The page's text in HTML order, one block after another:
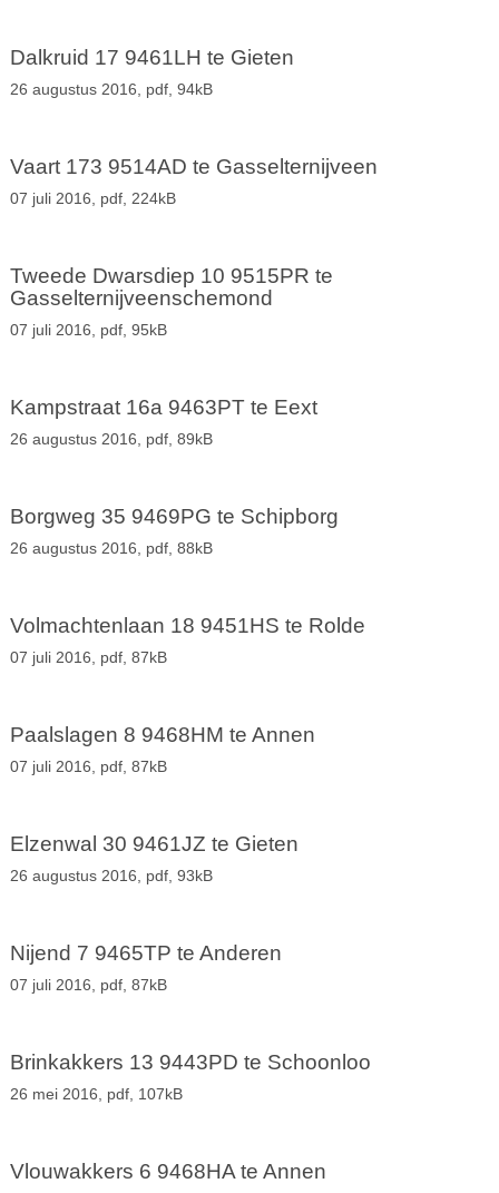
Dalkruid 17 9461LH te Gieten
26 augustus 2016, pdf, 94kB
Vaart 173 9514AD te Gasselternijveen
07 juli 2016, pdf, 224kB
Tweede Dwarsdiep 10 9515PR te
Gasselternijveenschemond
07 juli 2016, pdf, 95kB
Kampstraat 16a 9463PT te Eext
26 augustus 2016, pdf, 89kB
Borgweg 35 9469PG te Schipborg
26 augustus 2016, pdf, 88kB
Volmachtenlaan 18 9451HS te Rolde
07 juli 2016, pdf, 87kB
Paalslagen 8 9468HM te Annen
07 juli 2016, pdf, 87kB
Elzenwal 30 9461JZ te Gieten
26 augustus 2016, pdf, 93kB
Nijend 7 9465TP te Anderen
07 juli 2016, pdf, 87kB
Brinkakkers 13 9443PD te Schoonloo
26 mei 2016, pdf, 107kB
Vlouwakkers 6 9468HA te Annen